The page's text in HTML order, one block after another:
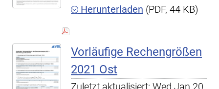
Herunterladen (PDF, 44 KB)
Vorläufige Rechengrößen
2021 Ost
Zuletzt aktualisiert: Wed Jan 20